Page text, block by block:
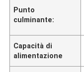
Punto
culminante:
Capacità di
alimentazione